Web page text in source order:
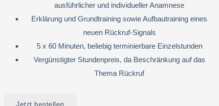
ausführlicher und individueller Anamnese
Erklärung und Grundtraining sowie Aufbautraining eines
neuen Rückruf-Signals
5 x 60 Minuten, beliebig terminierbare Einzelstunden
Vergünstigter Stundenpreis, da Beschränkung auf das
Thema Rückruf
Jetzt bestellen